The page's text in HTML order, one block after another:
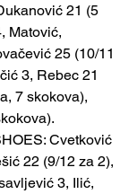
21 (5
Matović,
25 (10/11
3, Rebec 21
7 skokova),
Cvetković
22 (9/12 za 2),
3, Ilić,